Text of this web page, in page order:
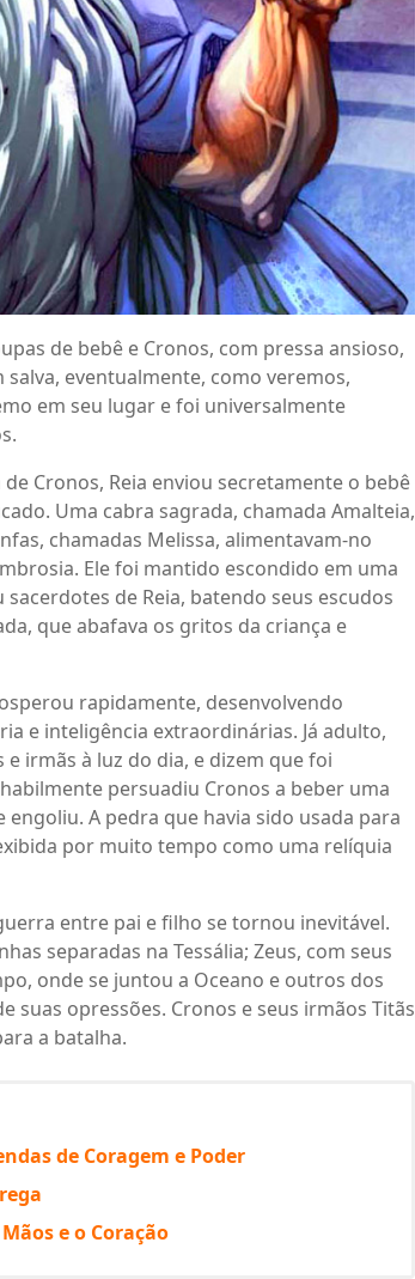
de bebê e Cronos, com pressa ansioso,
eventualmente, como veremos,
em seu lugar e foi universalmente
Cronos, Reia enviou secretamente o bebê
Uma cabra sagrada, chamada Amalteia,
chamadas Melissa, alimentavam-no
Ele foi mantido escondido em uma
de Reia, batendo seus escudos
que abafava os gritos da criança e
rapidamente, desenvolvendo
e inteligência extraordinárias. Já adulto,
irmãs à luz do dia, e dizem que foi
persuadiu Cronos a beber uma
A pedra que havia sido usada para
por muito tempo como uma relíquia
entre pai e filho se tornou inevitável.
separadas na Tessália; Zeus, com seus
onde se juntou a Oceano e outros dos
suas opressões. Cronos e seus irmãos Titãs
a batalha.
de Coragem e Poder
e o Coração